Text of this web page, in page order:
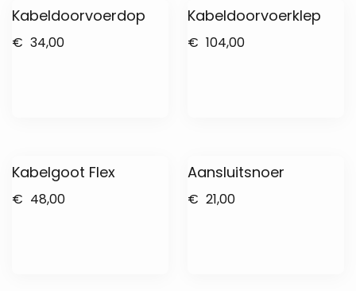
Kabeldoorvoerdop
€ 34,00
Kabeldoorvoerklep
€ 104,00
Kabelgoot Flex
€ 48,00
Aansluitsnoer
€ 21,00